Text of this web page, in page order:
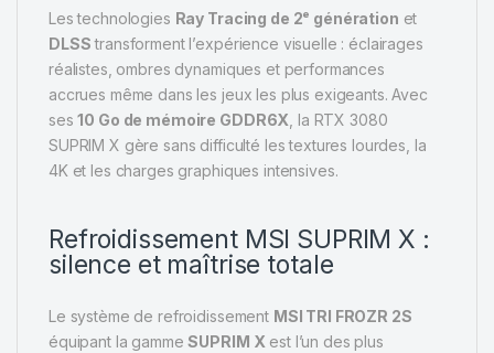
Les technologies Ray Tracing de 2ᵉ génération et
DLSStransforment l’expérience visuelle : éclairages
réalistes, ombres dynamiques et performances
accrues même dans les jeux les plus exigeants. Avec
ses10 Go de mémoire GDDR6X , la RTX 3080
SUPRIM X gère sans difficulté les textures lourdes, la
4K et les charges graphiques intensives.
Refroidissement MSI SUPRIM X :
silence et maîtrise totale
Le système de refroidissement MSI TRI FROZR 2S
équipant la gammeSUPRIM X est l’un des plus